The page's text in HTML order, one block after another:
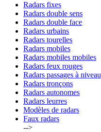
Radars fixes
Radars double sens
Radars double face
Radars urbains
Radars tourelles
Radars mobiles
Radars mobiles mobiles
Radars feux rouges
Radars passages à niveau
Radars tronçons
Radars autonomes
Radars leurres
Modèles de radars
Faux radars
-->